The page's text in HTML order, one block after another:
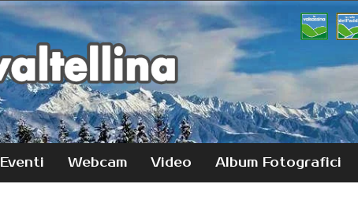
Eventi Webcam Video Album Fotografici